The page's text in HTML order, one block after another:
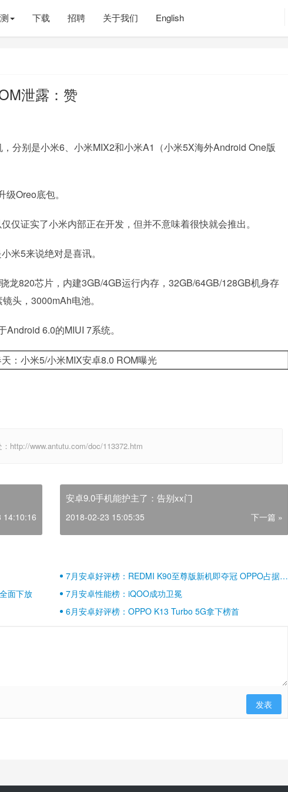
下载 招聘 关于我们 English
泄露：赞
分别是小米6、小米MIX2和小米A1（小米5X海外Android One版
Oreo底包。
仅证实了小米内部正在开发，但并不意味着很快就会推出。
米5来说绝对是喜讯。
龙820芯片，内建3GB/4GB运行内存，32GB/64GB/128GB机身存
头，3000mAh电池。
6.0的MIUI 7系统。
http://www.antutu.com/doc/113372.htm
14:10:16
安卓9.0手机能护主了：告别xx门
2018-02-23 15:05:35 下一篇 »
7月安卓好评榜：REDMI K90至尊版新机即夺冠 OPPO占据半
壁江山
面下放
7月安卓性能榜：iQOO成功卫冕
6月安卓好评榜：OPPO K13 Turbo 5G拿下榜首
发表